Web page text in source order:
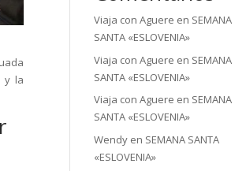
y la
Viaja con Aguere en SEMANA
SANTA «ESLOVENIA»
Viaja con Aguere en SEMANA
SANTA «ESLOVENIA»
Viaja con Aguere en SEMANA
SANTA «ESLOVENIA»
Wendy en SEMANA SANTA
«ESLOVENIA»